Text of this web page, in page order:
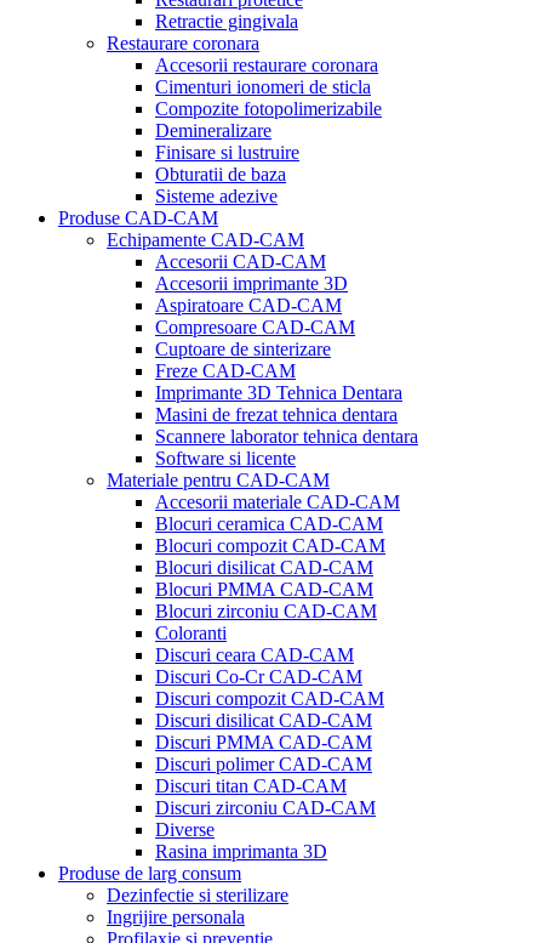
Retractie gingivala
Restaurare coronara
Accesorii restaurare coronara
Cimenturi ionomeri de sticla
Compozite fotopolimerizabile
Demineralizare
Finisare si lustruire
Obturatii de baza
Sisteme adezive
Produse CAD-CAM
Echipamente CAD-CAM
Accesorii CAD-CAM
Accesorii imprimante 3D
Aspiratoare CAD-CAM
Compresoare CAD-CAM
Cuptoare de sinterizare
Freze CAD-CAM
Imprimante 3D Tehnica Dentara
Masini de frezat tehnica dentara
Scannere laborator tehnica dentara
Software si licente
Materiale pentru CAD-CAM
Accesorii materiale CAD-CAM
Blocuri ceramica CAD-CAM
Blocuri compozit CAD-CAM
Blocuri disilicat CAD-CAM
Blocuri PMMA CAD-CAM
Blocuri zirconiu CAD-CAM
Coloranti
Discuri ceara CAD-CAM
Discuri Co-Cr CAD-CAM
Discuri compozit CAD-CAM
Discuri disilicat CAD-CAM
Discuri PMMA CAD-CAM
Discuri polimer CAD-CAM
Discuri titan CAD-CAM
Discuri zirconiu CAD-CAM
Diverse
Rasina imprimanta 3D
Produse de larg consum
Dezinfectie si sterilizare
Ingrijire personala
Profilaxie si preventie